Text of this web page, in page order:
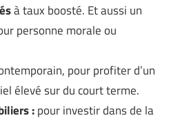
à taux boosté. Et aussi un
personne morale ou
pour profiter d’un
élevé sur du court terme.
:pour investir dans de la